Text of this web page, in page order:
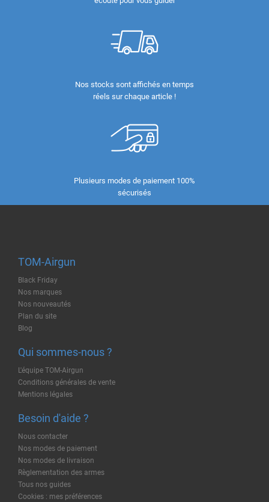
Nos stocks sont affichés en temps
réels sur chaque article !
Plusieurs modes de paiement 100%
sécurisés
TOM-Airgun
Black Friday
Nos marques
Nos nouveautés
Plan du site
Blog
Qui sommes-nous ?
L'équipe TOM-Airgun
Conditions générales de vente
Mentions légales
Besoin d'aide ?
Nous contacter
Nos modes de paiement
Nos modes de livraison
Règlementation des armes
Tous nos guides
Cookies : mes préférences